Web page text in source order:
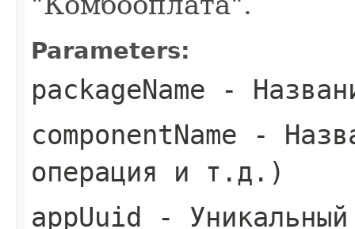
Parameters:
packageName -
componentName -
операция и т.д.)
appUuid - Уникальный